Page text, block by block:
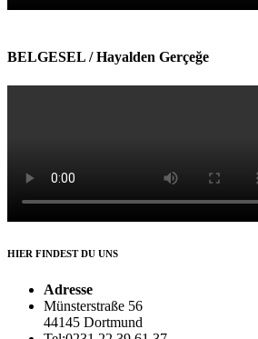
BELGESEL / Hayalden Gerçeğe
HIER FINDEST DU UNS
Adresse
Münsterstraße 56
44145 Dortmund